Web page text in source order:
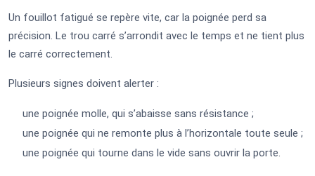
Un fouillot fatigué se repère vite, car la poignée perd sa
précision. Le trou carré s’arrondit avec le temps et ne tient plus
le carré correctement.
Plusieurs signes doivent alerter :
une poignée molle, qui s’abaisse sans résistance ;
une poignée qui ne remonte plus à l’horizontale toute seule ;
une poignée qui tourne dans le vide sans ouvrir la porte.